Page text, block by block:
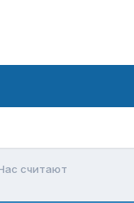
считают